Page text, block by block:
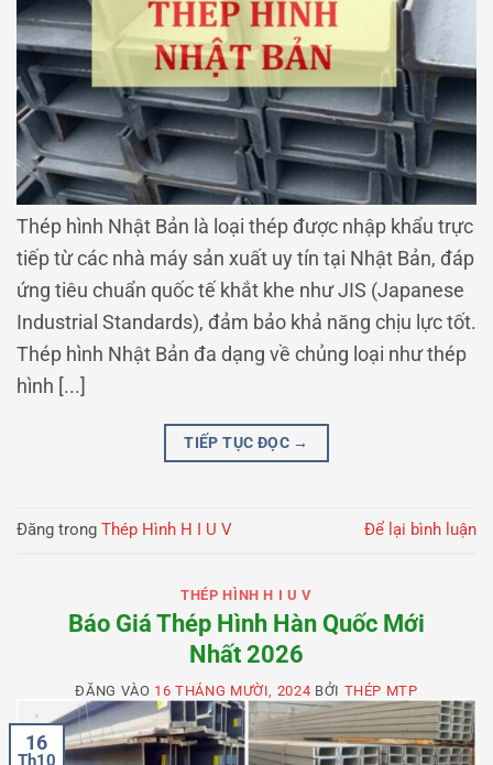
Thép hình Nhật Bản là loại thép được nhập khẩu trực
tiếp từ các nhà máy sản xuất uy tín tại Nhật Bản, đáp
ứng tiêu chuẩn quốc tế khắt khe như JIS (Japanese
Industrial Standards), đảm bảo khả năng chịu lực tốt.
Thép hình Nhật Bản đa dạng về chủng loại như thép
hình [...]
TIẾP TỤC ĐỌC →
Đăng trong Thép Hình H I U V Để lại bình luận
THÉP HÌNH H I U V
Báo Giá Thép Hình Hàn Quốc Mới
Nhất 2026
ĐĂNG VÀO 16 THÁNG MƯỜI, 2024 BỞI THÉP MTP
16
Th10